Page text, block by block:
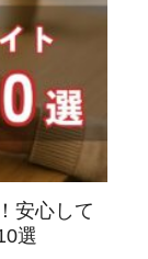
安心して
選